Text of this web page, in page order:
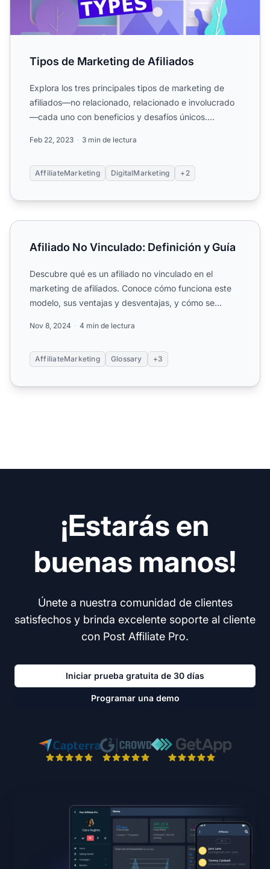
Tipos de Marketing de Afiliados
Explora los tres principales tipos de marketing de
afiliados—no relacionado, relacionado e involucrado
—cada uno con beneficios y desafíos únicos.
Feb 22, 2023 3 min de lectura
AffiliateMarketing DigitalMarketing +2
Afiliado No Vinculado: Definición y Guía
Afiliado No Vinculado: Definición y Guía
Descubre qué es un afiliado no vinculado en el
marketing de afiliados. Conoce cómo funciona este
modelo, sus ventajas y desventajas, y cómo se
Nov 8, 2024 4 min de lectura
AffiliateMarketing Glossary +3
¡Estarás en
buenas manos!
Únete a nuestra comunidad de clientes
satisfechos y brinda excelente soporte al cliente
con Post Affiliate Pro.
Iniciar prueba gratuita de 30 días
Programar una demo